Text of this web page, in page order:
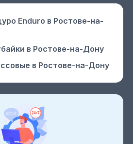
Enduro в Ростове-на-
в Ростове-на-Дону
в Ростове-на-Дону